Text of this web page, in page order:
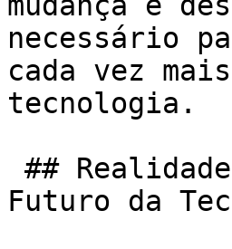
necessário
cada vez
tecnologia.
Futuro da